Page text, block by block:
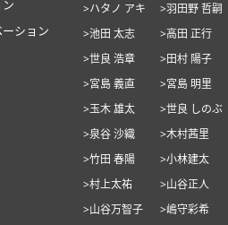
ション
>ハタノ アキ
>羽田野 哲嗣
>池田 太志
>高田 正行
>世良 浩章
>田村 陽子
>宮島 義直
>宮島 明里
>玉木 雄太
>世良 しのぶ
>泉谷 沙織
>木村茜里
>竹田 春陽
>小林建太
>村上太祐
>山谷正人
>山谷万智子
>嶋守彩希